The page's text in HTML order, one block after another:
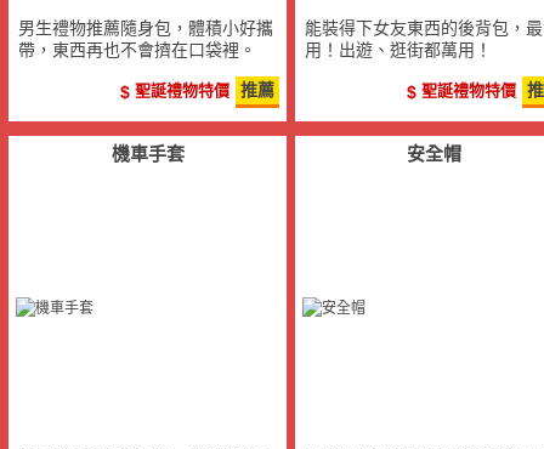
男生禮物推薦隨身包，體積小好攜
帶，東西再也不會擠在口袋裡。
聖誕禮物特價 推薦
能裝得下女友東西的後背包，
用！出遊、逛街都萬用！
聖誕禮物特價
機車手套 安全帽